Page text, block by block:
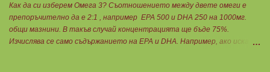
Как да си изберем Омега 3? Съотношението между двете омеги е
препоръчително да е 2:1 , например ЕРА 500 и DHA 250 на 1000мг.
общи мазнини. В такъв случай концентрацията ще бъде 75%.
Изчислява се само съдържанието на EPA и DHA. Например, ако искате